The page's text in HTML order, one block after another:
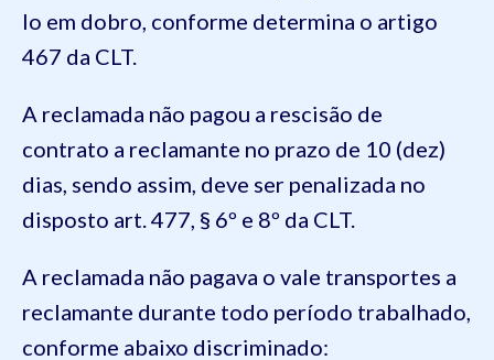
lo em dobro, conforme determina o artigo
467 da CLT.
A reclamada não pagou a rescisão de
contrato a reclamante no prazo de 10 (dez)
dias, sendo assim, deve ser penalizada no
disposto art. 477, § 6º e 8º da CLT.
A reclamada não pagava o vale transportes a
reclamante durante todo período trabalhado,
conforme abaixo discriminado: